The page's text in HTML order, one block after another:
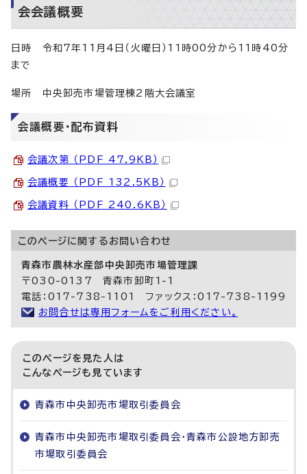
会会議概要
日時 令和7年11月4日（火曜日）11時00分から11時40分
まで
場所 中央卸売市場管理棟2階大会議室
会議概要・配布資料
会議次第 （PDF 47.9KB）
会議概要 （PDF 132.5KB）
会議資料 （PDF 240.6KB）
このページに関する お問い合わせ
青森市農林水産部中央卸売市場管理課
〒030-0137 青森市卸町1-1
電話：017-738-1101 ファックス：017-738-1199
お問合せは専用フォームをご利用ください。
このページを見た人は
こんなページも見ています
青森市中央卸売市場取引委員会
青森市中央卸売市場取引委員会・青森市公設地方卸売
市場取引委員会